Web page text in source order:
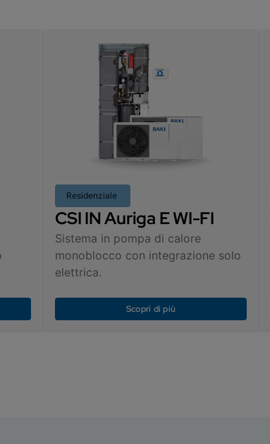
Residenziale
CSI IN Auriga E WI-FI
Sistema in pompa di calore
monoblocco con integrazione solo
elettrica.
Scopri di più